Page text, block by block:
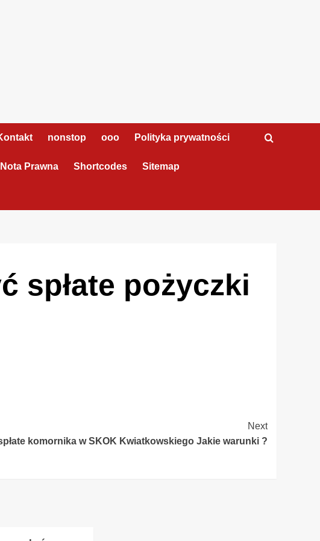
nonstop ooo Polityka prywatności
Prawna Shortcodes Sitemap
spłate pożyczki
Next
komornika w SKOK Kwiatkowskiego Jakie warunki ?